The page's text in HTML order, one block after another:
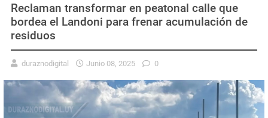
Reclaman transformar en peatonal calle que
bordea el Landoni para frenar acumulación de
residuos
duraznodigital Junio 08, 2025 0